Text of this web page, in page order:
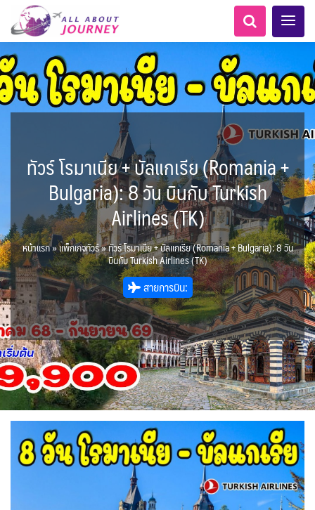
เอเชียกลาง 6 LKA ศรีลังกา 0
AFG อัฟกานิสถาน 0
LKA ศรีลังกา + BGD บังคลา
ศ
0
BTN ภูฏาน 2
BRN บรูไน 0
KHM กัมพูชา 0 จีน 285
HKG ฮ่องกง - มาเก๊า 10 IND อินเดีย 21
IDN อินโดนีเซีย 3 IRN อิหร่าน 0
IRQ อิรัก 0 ISR อิสราเอล 0
JPN ญี่ปุ่น 78 JOR จอร์แดน 4
KAZ คาซัคสถาน 19 KGZ คีร์กีซสถาน 4
KORS เกาหลีใต้ 2 LAO ลาว 0
LBN เลบานอน 0 MYS มาเลเซีย 0
MDV มัลดีฟส์ MNG มองโกเลีย 2
MMR เมียนมาร์ 5 NPL เนปาล 0
PAK ปากีสถาน 8
SAU ซาอุดิอาระเบีย 1
สวิตเซอร์แลนด์ เยอรมนี
MNE มอนเตเนโกร
แอลเบเนีย - Albania 0
Balkan บอลข่าน 1 ล่าแสงเหนือ-ใต้ 11
Baltic บอลติก 4
ยุโรปตะวันออก 12 ยุโรปราคาถูก 1
ออสเตรีย - Austria 3
AZE อาเซอร์ไบจาน 2 BIH บอสเนีย & เฮอร์เซโกวีนา
1
BLR เบลารุส 0 BEL เบลเยี่ยม 0
HRV โครเอเชีย 3 CYP ไซปรัส 0
CZE เช็ก 0
DNK เดนมาร์ก 2 FIN ฟินแลนด์ 3
FRO หมู่เกาะแฟโร FRA ฝรั่งเศส
GEO จอร์เจีย 10 DEU เยอรมนี 3
GRC กรีซ GRL กรีนแลนด์
ISL ไอซ์แลนด์ 4
อเมริกาใต้ 8 อเมริกากลาง 1
ARG อาร์เจนตินา 3
CAN แคนาดา 3 CUB คิวบา 0
CHL ชิลี 3
ECU เอกวาดอร์ 0 PER เปรู 2
USA สหรัฐอเมริกา 6 บราซิล เปรู 3
เม็กซิโก คิวบา อเมริกา แคนาดา 1
ทัวร์ ล่องเรือสำราญยุโรป 5 ทัวร์ ล่องเรือสำราญอลาสก้า
1
ทัวร์ ล่องเรือสำราญอเมริกา ทัวร์ ล่องเรือสำราญเอเชีย 0
ทัวร์ ล่องเรือสำราญประเท
ศอื่นๆ
3
ตูนีเซีย - Tunisia 1 โมร็อคโค - Morocco
เกาะโบราโบร่า - Bora Bora ขั้วโลกเหนือ 1
แอฟริกาใต้ - South Africa
3
ขั้วโลกใต้ 2 แทนซาเนีย - Tanzania 2
เคนย่า - Kenya 2 นามิเบีย - Namibia 1
นิวซีแลนด์ - New Zealand
11
ไมโครนีเซีย - Micronesia 1 แอลจีเรีย - Algeria 0
ออสเตรเลีย - Australia 18 ทัวร์ อันซีน ประเทศแปลก 30
ลิเบีย - Libya 1 บราซิล - Brazil 0
เอธิโอเปีย - Ethiopia 0 อียิปต์ - Egypt 11
ล่องเรือดินเนอร์ วันวาเลนไทน์ ล่องเรือดินเนอร์วันลอยกระทง
21
ล่องเรือดินเนอร์วันปีใหม่ 22 เรือรอบกลางวัน กทม. 2
ล่องเรือดินเนอร์แม่น้ำ
าพระยา
34
ล่องเรือโปรแกรมอยุธยา 9
ล่องเรือ รอบ Sunset 14
ล่องเรือเหมาลำ / เหมาชั้น /
อยอร์ช / Speed Boat ส่วนตัวทั่ว
ะเทศ
255
เรือยอร์ช / Speed Boat ฯลฯ
บ Join ทั่วประเทศ
72
ตั๋วสวนสนุก 0 บุฟเฟต์โรงแรม/ร้านอาหาร 2
บุฟเฟต์ใบหยก 7 ไทยบัสฟู้ดทัวร์ 1
ตั๋วเรือ Hop-on Hop-off 0
โปรแกรมทัวร์ทั่วไทย 0 แต่งชุดไทยถ่ายรูปวัดอรุณฯ
1
พิเศษ! ล่องเรือเทศกาลชมพลุ
ยา
1
ห้องพักราคาพิเศษ 3
ข่าวที่น่าสนใจ
ความรู้ทั่วไป
สถานที่ท่องเที่ยว
ทัวร์ โรมาเนีย + บัลแกเรีย (Romania +
Bulgaria): 8 วัน บินกับ Turkish
Airlines (TK)
หน้าแรก»แพ็กเกจทัวร์»ทัวร์ โรมาเนีย + บัลแกเรีย (Romania + Bulgaria): 8 วัน
บินกับ Turkish Airlines (TK)
สายการบิน: